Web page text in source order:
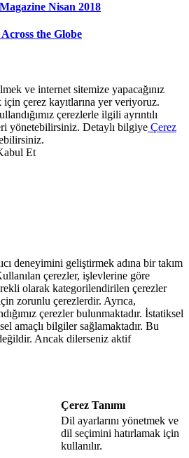
Nisan 2018
the Globe
ve internet sitemize yapacağınız
çerez kayıtlarına yer veriyoruz.
çerezlerle ilgili ayrıntılı
yönetebilirsiniz. Detaylı bilgiye Çerez
Et
deneyimini geliştirmek adına bir takım
çerezler, işlevlerine göre
olarak kategorilendirilen çerezler
zorunlu çerezlerdir. Ayrıca,
çerezler bulunmaktadır. İstatiksel
amaçlı bilgiler sağlamaktadır. Bu
Ancak dilerseniz aktif
Çerez Tanımı
Dil ayarlarını yönetmek ve
dil seçimini hatırlamak için
kullanılır.